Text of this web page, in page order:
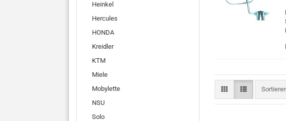
Heinkel
Hercules
HONDA
Kreidler
KTM
Miele
Mobylette
NSU
Solo